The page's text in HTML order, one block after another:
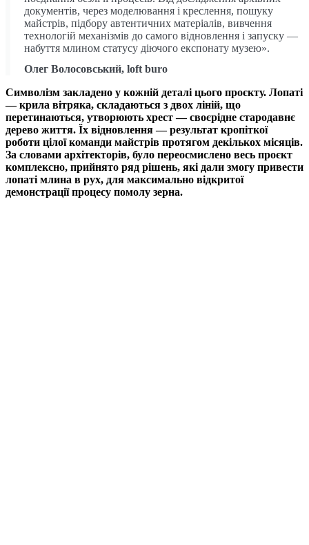
документів, через моделювання і креслення, пошуку
майстрів, підбору автентичних матеріалів, вивчення
технологій механізмів до самого відновлення і запуску —
набуття млином статусу діючого експонату музею».
Олег Волосовський, loft buro
Символізм закладено у кожній деталі цього проєкту. Лопаті
— крила вітряка, складаються з двох ліній, що
перетинаються, утворюють хрест — своєрідне стародавнє
дерево життя. Їх відновлення — результат кропіткої
роботи цілої команди майстрів протягом декількох місяців.
За словами архітекторів, було переосмислено весь проєкт
комплексно, прийнято ряд рішень, які дали змогу привести
лопаті млина в рух, для максимально відкритої
демонстрації процесу помолу зерна.